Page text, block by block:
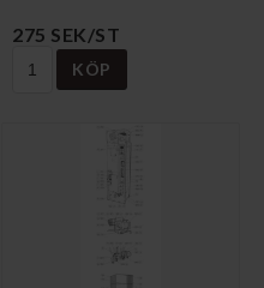
275 SEK/ST
KÖP